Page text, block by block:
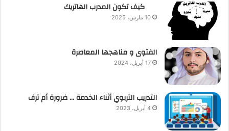
كيف تكون المدرب الهاتريك
10 مارس، 2025
الفتوى و مناهجها المعاصرة
17 أبريل، 2024
التدريب التربوي أثناء الخدمة … ضرورة أم ترف
4 أبريل، 2023